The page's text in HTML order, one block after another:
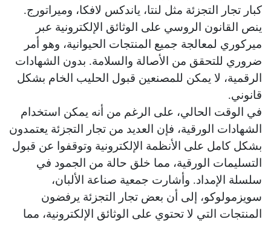
كبار تجار التجزئة مثل لنتا، ياندكس لافكا، وميراتورج.
ينص القانون الروسي على الوثائق الإلكترونية عبر
ميركوري لمعالجة جميع المنتجات الحيوانية، وهو أمر
ضروري للتحقق من الأصالة والسلامة. بدون الشهادات
الرقمية، لا يمكن للمصنعين قبول الحليب الخام بشكل
قانوني.
في الوقت الحالي، على الرغم من أنه يمكن استخدام
الشهادات الورقية، فإن العديد من تجار التجزئة يعتمدون
بشكل كامل على الأنظمة الإلكترونية وتوقفوا عن قبول
التسليمات الورقية، مما خلق حالة من الجمود في
سلسلة الإمداد. وأشارت جمعية صناعة الألبان،
سويزمولوكو، إلى أن بعض تجار التجزئة يرفضون
المنتجات التي لا تحتوي على الوثائق الإلكترونية، مما